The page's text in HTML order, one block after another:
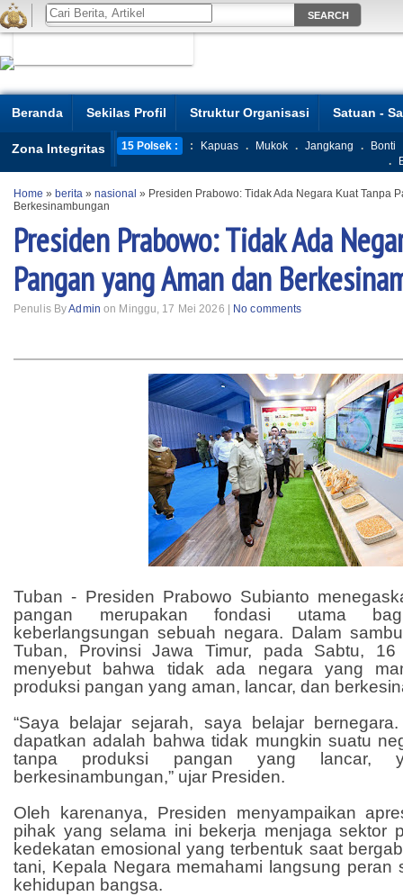
Beranda Sekilas Profil Struktur Organisasi Satuan -
Zona Integritas 15 Polsek : : Kapuas . Mukok . Jangkang .
Bonti
.
Home » berita » nasional » Presiden Prabowo: Tidak Ada Negara Kuat Tanpa
Berkesinambungan
Presiden Prabowo: Tidak Ada
Pangan yang Aman dan
Penulis ByAdmin on Minggu, 17 Mei 2026 | No comments
Tuban - Presiden Prabowo Subianto
pangan merupakan fondasi utama
keberlangsungan sebuah negara. Dalam
Tuban, Provinsi Jawa Timur, pada Sabtu,
menyebut bahwa tidak ada negara yang
produksi pangan yang aman, lancar, dan
“Saya belajar sejarah, saya belajar
dapatkan adalah bahwa tidak mungkin suatu
tanpa produksi pangan yang lancar,
berkesinambungan,” ujar Presiden.
Oleh karenanya, Presiden menyampaikan
pihak yang selama ini bekerja menjaga sektor
kedekatan emosional yang terbentuk saat
tani, Kepala Negara memahami langsung peran
kehidupan bangsa.